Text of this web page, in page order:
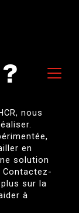
nous
en
solution
Contactez-
sur la
à